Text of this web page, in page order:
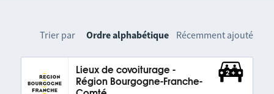
Trier par Ordre alphabétique Récemment ajouté
Lieux de covoiturage -
Région Bourgogne-Franche-